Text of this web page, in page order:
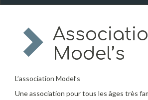
Model’s
L’association Model’s
Une association pour tous les âges très